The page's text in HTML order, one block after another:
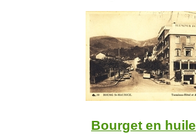
Bourget en huile